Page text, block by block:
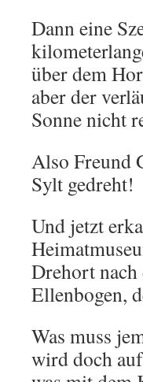
Dann eine
über dem
aber der
Sonne nicht
Also Freund
Sylt gedreht!
Und jetzt
Drehort nach
Ellenbogen,
Was muss
wird doch